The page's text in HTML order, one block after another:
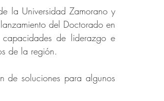
la Universidad Zamorano y
del Doctorado en
capacidades de liderazgo e
de la región.
de soluciones para algunos